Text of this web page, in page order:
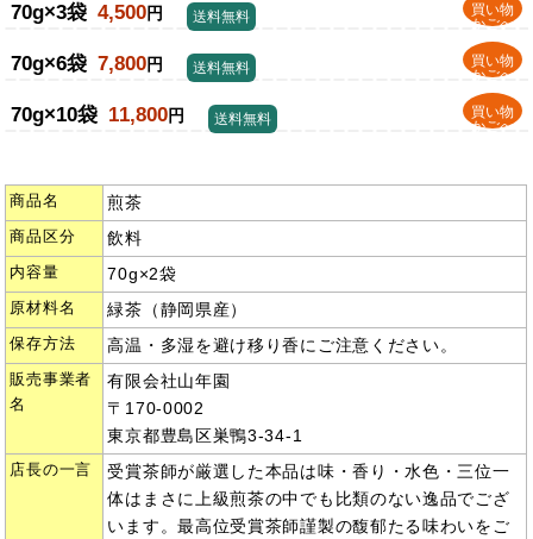
70g×3袋 4,500円
買い物
かごへ
送料無料
70g×6袋 7,800円
買い物
かごへ
送料無料
70g×10袋 11,800円
買い物
かごへ
送料無料
商品名 煎茶
商品区分 飲料
内容量 70g×2袋
原材料名 緑茶（静岡県産）
保存方法 高温・多湿を避け移り香にご注意ください。
販売事業者
名
有限会社山年園
〒170-0002
東京都豊島区巣鴨3-34-1
店長の一言
受賞茶師が厳選した本品は味・香り・水色・三位一
体はまさに上級煎茶の中でも比類のない逸品でござ
います。最高位受賞茶師謹製の馥郁たる味わいをご